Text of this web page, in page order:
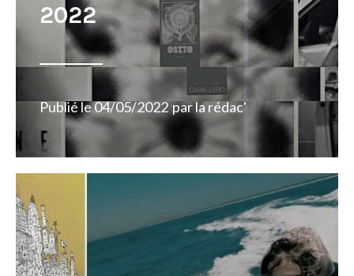
2022
Publié le04/05/2022 parla rédac'